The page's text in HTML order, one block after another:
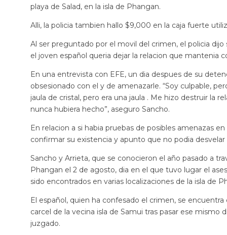
playa de Salad, en la isla de Phangan.
Alli, la policia tambien hallo $9,000 en la caja fuerte
Al ser preguntado por el movil del crimen, el policia
el joven español queria dejar la relacion que mantenia
En una entrevista con EFE, un dia despues de su
obsesionado con el y de amenazarle. “Soy culpable,
jaula de cristal, pero era una jaula . Me hizo destruir la
nunca hubiera hecho”, aseguro Sancho.
En relacion a si habia pruebas de posibles amenazas
confirmar su existencia y apunto que no podia
Sancho y Arrieta, que se conocieron el año pasado a
Phangan el 2 de agosto, dia en el que tuvo lugar el
sido encontrados en varias localizaciones de la isla de
El español, quien ha confesado el crimen, se
carcel de la vecina isla de Samui tras pasar ese mismo
juzgado.